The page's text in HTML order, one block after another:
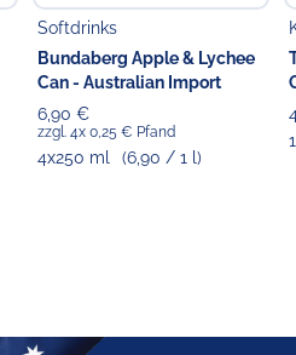
Softdrinks
Bundaberg Apple & Lychee
Can - Australian Import
6,90 €
zzgl. 4x 0,25 € Pfand
4x250 ml (6,90 / 1 l)